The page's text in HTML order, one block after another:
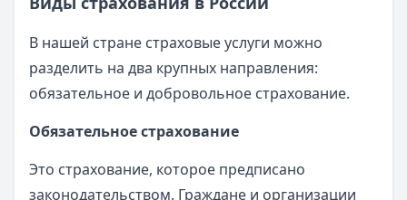
В нашей стране страховые услуги можно
разделить на два крупных направления:
обязательное и добровольное страхование.
Обязательное страхование
Это страхование, которое предписано
законодательством. Граждане и организации